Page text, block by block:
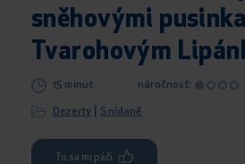
sněhovými
Tvarohovým
15 minut náročnosť:
Dezerty| Snídaně
To sa mi páči